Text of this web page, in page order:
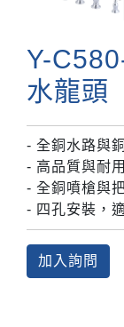
Y-
水龍頭
- 全銅水路與
- 高品質與耐
- 全銅噴槍與
- 四孔安裝，
加入詢問